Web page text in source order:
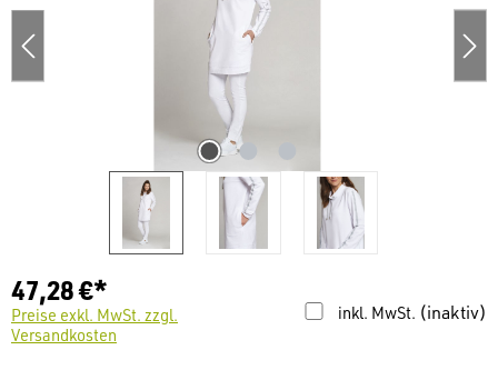
47,28 €*
inkl. MwSt. (inaktiv)
Preise exkl. MwSt. zzgl.
Versandkosten